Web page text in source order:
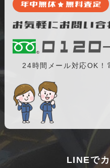
24時間メール対応OK
LINEで